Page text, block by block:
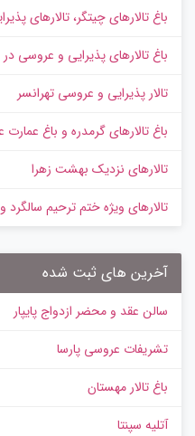
باغ تالارهای چیتگر، تالارهای
باغ تالارهای پذیرایی و
تالار پذیرایی و عروسی تهرانسر
باغ تالارهای گرمدره و باغ
تالارهای نزدیک بهشت زهرا
تالارهای ویژه ختم ترحیم سالگرد
آخرین های ثبت شده
سالن عقد و محضر ازدواج پایپار
تشریفات عروسی پارسا
باغ تالار مهستان
آتلیه سپنتا